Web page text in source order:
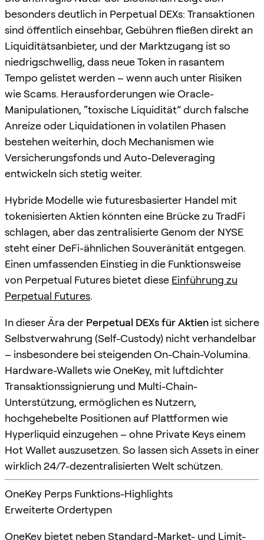
besonders deutlich in Perpetual DEXs: Transaktionen
sind öffentlich einsehbar, Gebühren fließen direkt an
Liquiditätsanbieter, und der Marktzugang ist so
niedrigschwellig, dass neue Token in rasantem
Tempo gelistet werden – wenn auch unter Risiken
wie Scams. Herausforderungen wie Oracle-
Manipulationen, “toxische Liquidität” durch falsche
Anreize oder Liquidationen in volatilen Phasen
bestehen weiterhin, doch Mechanismen wie
Versicherungsfonds und Auto-Deleveraging
entwickeln sich stetig weiter.
Hybride Modelle wie futuresbasierter Handel mit
tokenisierten Aktien könnten eine Brücke zu TradFi
schlagen, aber das zentralisierte Genom der NYSE
steht einer DeFi-ähnlichen Souveränität entgegen.
Einen umfassenden Einstieg in die Funktionsweise
von Perpetual Futures bietet diese Einführung zu
Perpetual Futures.
In dieser Ära der Perpetual DEXs für Aktien ist sichere
Selbstverwahrung (Self-Custody) nicht verhandelbar
– insbesondere bei steigenden On-Chain-Volumina.
Hardware-Wallets wie OneKey, mit luftdichter
Transaktionssignierung und Multi-Chain-
Unterstützung, ermöglichen es Nutzern,
hochgehebelte Positionen auf Plattformen wie
Hyperliquid einzugehen – ohne Private Keys einem
Hot Wallet auszusetzen. So lassen sich Assets in einer
wirklich 24/7-dezentralisierten Welt schützen.
OneKey Perps Funktions-Highlights
Erweiterte Ordertypen
OneKey bietet neben Standard-Market- und Limit-